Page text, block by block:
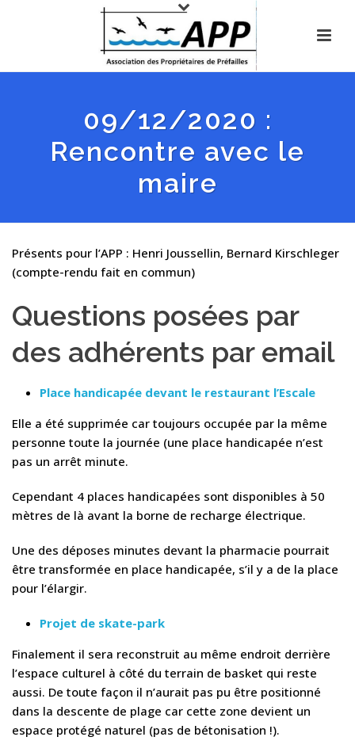
09/12/2020 :
Rencontre avec le
maire
Présents pour l’APP : Henri Joussellin, Bernard Kirschleger
(compte-rendu fait en commun)
Questions posées par
des adhérents par email
Place handicapée devant le restaurant l’Escale
Elle a été supprimée car toujours occupée par la même
personne toute la journée (une place handicapée n’est
pas un arrêt minute.
Cependant 4 places handicapées sont disponibles à 50
mètres de là avant la borne de recharge électrique.
Une des déposes minutes devant la pharmacie pourrait
être transformée en place handicapée, s’il y a de la place
pour l’élargir.
Projet de skate-park
Finalement il sera reconstruit au même endroit derrière
l’espace culturel à côté du terrain de basket qui reste
aussi. De toute façon il n’aurait pas pu être positionné
dans la descente de plage car cette zone devient un
espace protégé naturel (pas de bétonisation !).